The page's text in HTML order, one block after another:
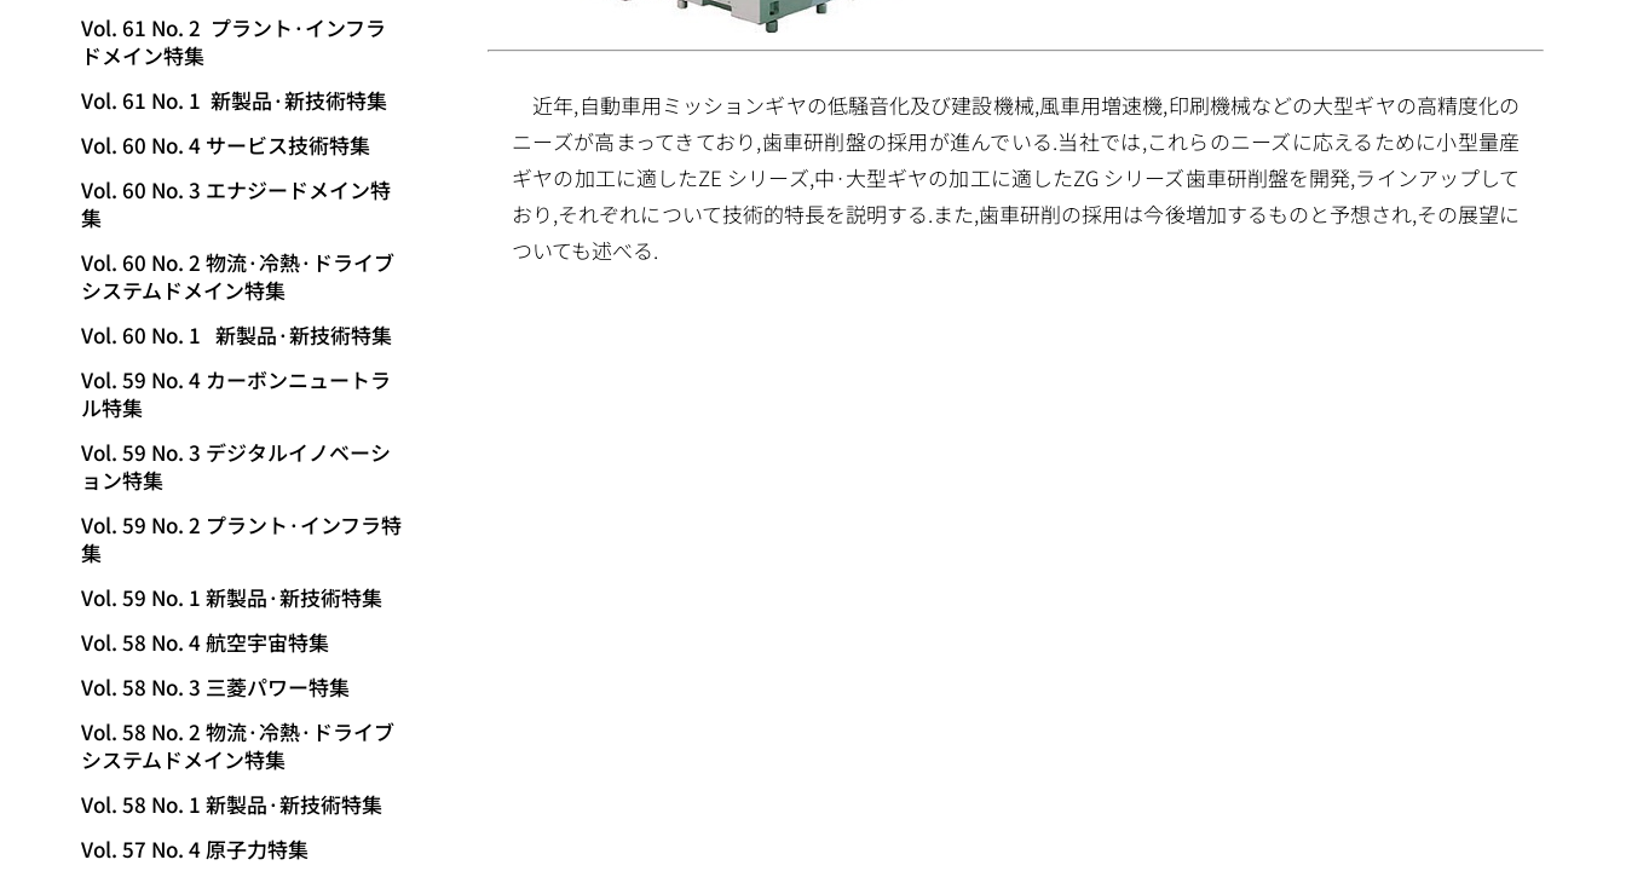
近年,自動車用ミッションギヤの低騒音化及び建設機械,風車用増速機,印刷機械などの大型ギヤの高精度化の
ニーズが高まってきており,歯車研削盤の採用が進んでいる.当社では,これらのニーズに応えるために小型量産
ギヤの加工に適したZE シリーズ,中·大型ギヤの加工に適したZG シリーズ歯車研削盤を開発,ラインアップして
おり,それぞれについて技術的特長を説明する.また,歯車研削の採用は今後増加するものと予想され,その展望に
ついても述べる.
Vol. 61 No. 2 プラント·インフラ
ドメイン特集
Vol. 61 No. 1 新製品·新技術特集
Vol. 60 No. 4 サービス技術特集
Vol. 60 No. 3 エナジードメイン特
集
Vol. 60 No. 2 物流·冷熱·ドライブ
システムドメイン特集
Vol. 60 No. 1 新製品·新技術特集
Vol. 59 No. 4 カーボンニュートラ
ル特集
Vol. 59 No. 3 デジタルイノベーシ
ョン特集
Vol. 59 No. 2 プラント·インフラ特
集
Vol. 59 No. 1 新製品·新技術特集
Vol. 58 No. 4 航空宇宙特集
Vol. 58 No. 3 三菱パワー特集
Vol. 58 No. 2 物流·冷熱·ドライブ
システムドメイン特集
Vol. 58 No. 1 新製品·新技術特集
Vol. 57 No. 4 原子力特集